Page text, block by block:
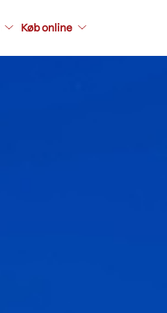
Køb online